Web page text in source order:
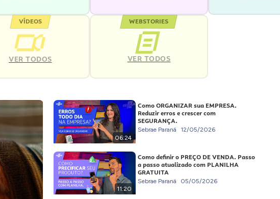
VÍDEOS
VER TODOS
WEBSTORIES
VER TODOS
06:24
Como ORGANIZAR sua EMPRESA.
Reduzir erros e crescer com
SEGURANÇA.
Sebrae Paraná 12/05/2026
11:20
Como definir o PREÇO DE VENDA. Passo
a passo atualizado com PLANILHA
GRATUITA
Sebrae Paraná 05/05/2026